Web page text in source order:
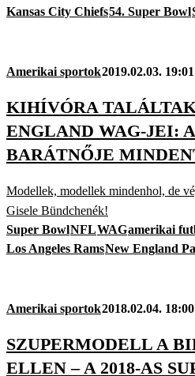
Kansas City Chiefs54. Super Bowl
Amerikai sportok2019.02.03. 19:01
KIHÍVÓRA
ENGLAND WAG-JEI:
BARÁTNŐJE
Modellek, modellek mindenhol, de
Gisele Bündchenék!
Super BowlNFLWAGamerikai
Los Angeles RamsNew England
Amerikai sportok2018.02.04. 18:00
SZUPERMODELL A
ELLEN – A 2018-AS